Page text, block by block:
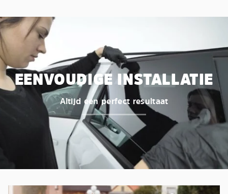
EENVOUDIGE INSTALLATIE
Altijd een perfect resultaat